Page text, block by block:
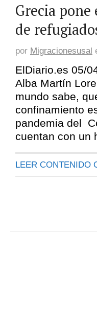
Grecia
de
por Migracionesusal
ElDiario.es 05/
Alba Martín
mundo sabe,
confinamiento
pandemia del
cuentan con un
LEER CONTENIDO